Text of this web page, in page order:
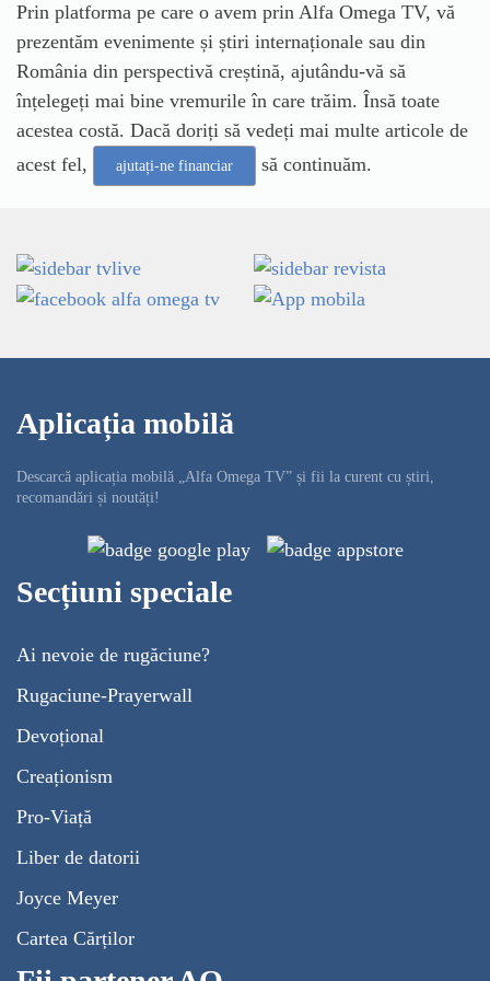
Prin platforma pe care o avem prin Alfa Omega TV, vă
prezentăm evenimente și știri internaționale sau din
România din perspectivă creștină, ajutându-vă să
înțelegeți mai bine vremurile în care trăim. Însă toate
acestea costă. Dacă doriți să vedeți mai multe articole de
acest fel,
ajutați-ne financiar să continuăm.
Aplicația mobilă
Descarcă aplicația mobilă „Alfa Omega TV” și fii la curent cu știri,
recomandări și noutăți!
Secțiuni speciale
Ai nevoie de rugăciune?
Rugaciune-Prayerwall
Devoțional
Creaționism
Pro-Viață
Liber de datorii
Joyce Meyer
Cartea Cărților